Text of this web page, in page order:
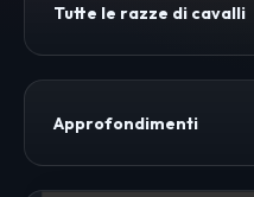
Tutte le razze di cavalli
Approfondimenti